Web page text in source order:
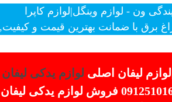
ون - لوازم وینگل|لوازم کاپرا
برق با ضمانت بهترین قیمت و
لیفان اصلی لوازم یدکی لیفان
برای استعلام قیمت و ثبت سفارس تماس